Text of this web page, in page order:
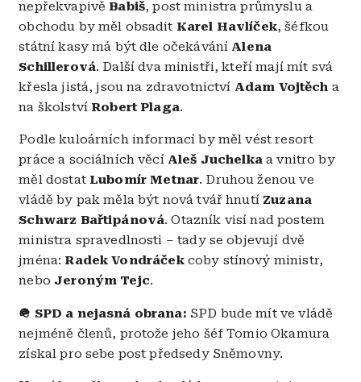
nepřekvapivě Babiš, post ministra průmyslu a
obchodu by měl obsadit Karel Havlíček, šéfkou
státní kasy má být dle očekávání Alena
Schillerová. Další dva ministři, kteří mají mít svá
křesla jistá, jsou na zdravotnictví Adam Vojtěch a
na školství Robert Plaga.
Podle kuloárních informací by měl vést resort
práce a sociálních věcí Aleš Juchelkaa vnitro by
měl dostat Lubomír Metnar. Druhou ženou ve
vládě by pak měla být nová tvář hnutí Zuzana
Schwarz Bařtipánová. Otazník visí nad postem
ministra spravedlnosti – tady se objevují dvě
jména: Radek Vondráčekcoby stínový ministr,
nebo Jeroným Tejc.
🪖 SPD a nejasná obrana: SPD bude mít ve vládě
nejméně členů, protože jeho šéf Tomio Okamura
získal pro sebe post předsedy Sněmovny.